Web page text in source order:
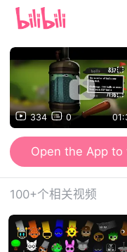
334 0
Open the App
100+个相关视频